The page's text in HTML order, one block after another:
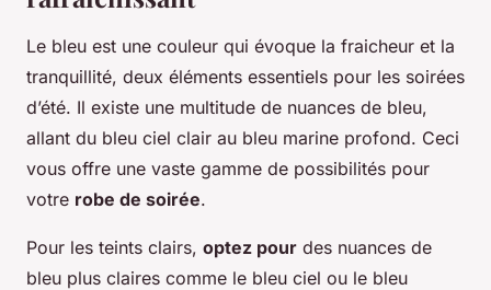
Le bleu est une couleur qui évoque la fraicheur et la
tranquillité, deux éléments essentiels pour les soirées
d’été. Il existe une multitude de nuances de bleu,
allant du bleu ciel clair au bleu marine profond. Ceci
vous offre une vaste gamme de possibilités pour
votre robe de soirée.
Pour les teints clairs, optez pour des nuances de
bleu plus claires comme le bleu ciel ou le bleu